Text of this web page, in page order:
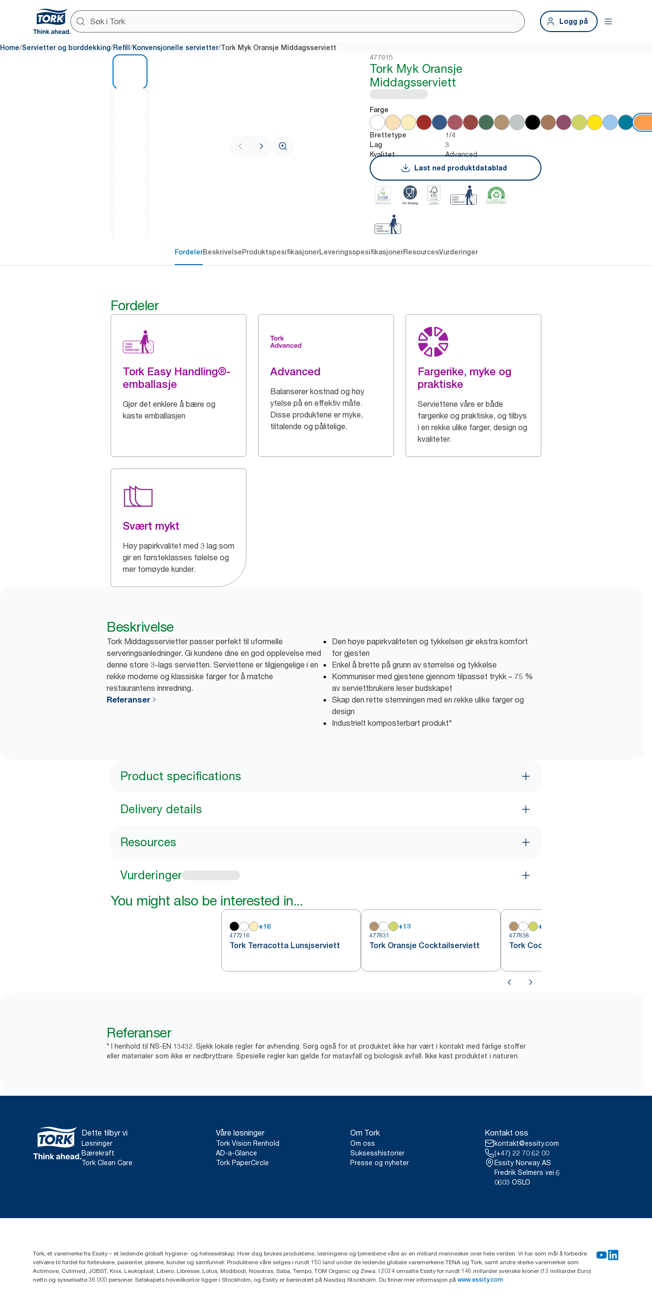
Logg på
Home/Servietter og borddekking/Refill /Konvensjonelle servietter/Tork Myk Oransje Middagsserviett
477915
Tork Myk Oransje
Middagsserviett
Farge
Brettetype 1/4
Lag 3
Kvalitet
Advanced
Last ned produktdatablad
FordelerBeskrivelseProduktspesifikasjonerLeveringsspesifikasjonerResourcesVurderinger
Fordeler
Tork Easy Handling®-
emballasje
Gjør det enklere å bære og
kaste emballasjen
Advanced
Balanserer kostnad og høy
ytelse på en effektiv måte.
Disse produktene er myke,
tiltalende og pålitelige.
Fargerike, myke og
praktiske
Serviettene våre er både
fargerike og praktiske, og tilbys
i en rekke ulike farger, design og
kvaliteter.
Svært mykt
Høy papirkvalitet med 3 lag som
gir en førsteklasses følelse og
mer fornøyde kunder.
Beskrivelse
Tork Middagsservietter passer perfekt til uformelle
serveringsanledninger. Gi kundene dine en god opplevelse med
denne store 3-lags servietten. Serviettene er tilgjengelige i en
rekke moderne og klassiske farger for å matche
restaurantens innredning.
Referanser
Den høye papirkvaliteten og tykkelsen gir ekstra komfort
for gjesten
Enkel å brette på grunn av størrelse og tykkelse
Kommuniser med gjestene gjennom tilpasset trykk – 75 %
av serviettbrukere leser budskapet
Skap den rette stemningen med en rekke ulike farger og
design
Industrielt komposterbart produkt*
Product specifications
Delivery details
Resources
Vurderinger
You might also be interested in...
+16
477216
Tork Terracotta Lunsjserviett
+13
477831
Tork Oransje Cocktailserviett
+
477838
Tork Cocktailserviett Terracotta
Referanser
* I henhold til NS-EN 13432. Sjekk lokale regler før avhending. Sørg også for at produktet ikke har vært i kontakt med farlige stoffer
eller materialer som ikke er nedbrytbare. Spesielle regler kan gjelde for matavfall og biologisk avfall. Ikke kast produktet i naturen.
Dette tilbyr vi
Løsninger
Bærekraft
Tork Clean Care
Våre løsninger
Tork Vision Renhold
AD-a-Glance
Tork PaperCircle
Om Tork
Om oss
Suksesshistorier
Presse og nyheter
Kontakt oss
kontakt@essity.com
(+47) 22 70 62 00
Essity Norway AS
Fredrik Selmers vei 6
0603 OSLO
Tork, et varemerke fra Essity – et ledende globalt hygiene- og helseselskap. Hver dag brukes produktene, løsningene og tjenestene våre av en milliard mennesker over hele verden. Vi har som mål å forbedre
velvære til fordel for forbrukere, pasienter, pleiere, kunder og samfunnet. Produktene våre selges i rundt 150 land under de ledende globale varemerkene TENA og Tork, samt andre sterke varemerker som
Actimove, Cutimed, JOBST, Knix, Leukoplast, Libero, Libresse, Lotus, Modibodi, Nosotras, Saba, Tempo, TOM Organic og Zewa. I 2024 omsatte Essity for rundt 146 millarder svenske kroner (13 milliarder Euro)
netto og sysselsatte 36 000 personer. Selskapets hovedkontor ligger i Stockholm, og Essity er børsnotert på Nasdaq Stockholm. Du finner mer informasjon på www.essity.com